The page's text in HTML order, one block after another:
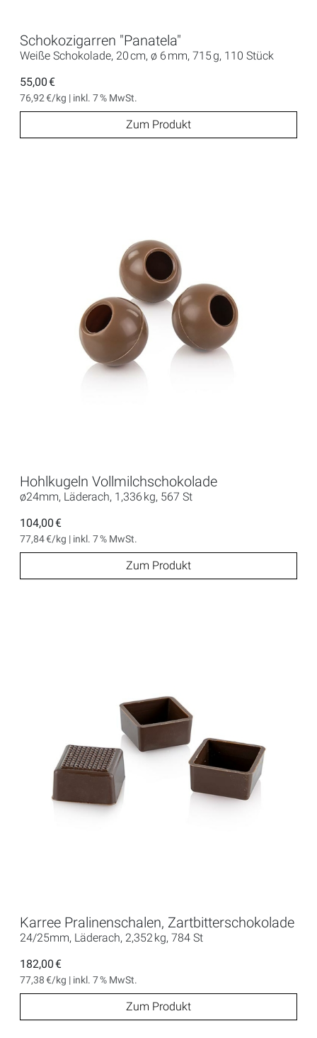
Schokozigarren "Panatela"
Weiße Schokolade, 20 cm, ø 6 mm, 715 g, 110 Stück
55,00 €
76,92 €/kg | inkl. 7 % MwSt.
Zum Produkt
Hohlkugeln Vollmilchschokolade
ø24mm, Läderach, 1,336 kg, 567 St
104,00 €
77,84 €/kg | inkl. 7 % MwSt.
Zum Produkt
Karree Pralinenschalen, Zartbitterschokolade
24/25mm, Läderach, 2,352 kg, 784 St
182,00 €
77,38 €/kg | inkl. 7 % MwSt.
Zum Produkt